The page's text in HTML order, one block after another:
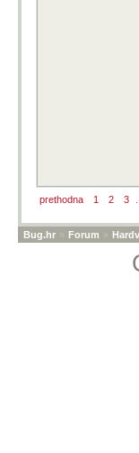
prethodna 1 2 3
Bug.hr » Forum »